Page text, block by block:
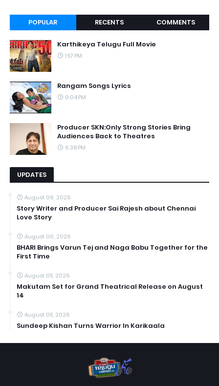
POPULAR RECENTS COMMENTS
Karthikeya Telugu Full Movie
1:57 PM
Rangam Songs Lyrics
9:04 PM
Producer SKN:Only Strong Stories Bring
Audiences Back to Theatres
6:38 PM
UPDATES
August 06, 2026
Story Writer and Producer Sai Rajesh about Chennai
Love Story
August 06, 2026
BHARI Brings Varun Tej and Naga Babu Together for the
First Time
August 05, 2026
Makutam Set for Grand Theatrical Release on August
14
August 05, 2026
Sundeep Kishan Turns Warrior In Karikaala